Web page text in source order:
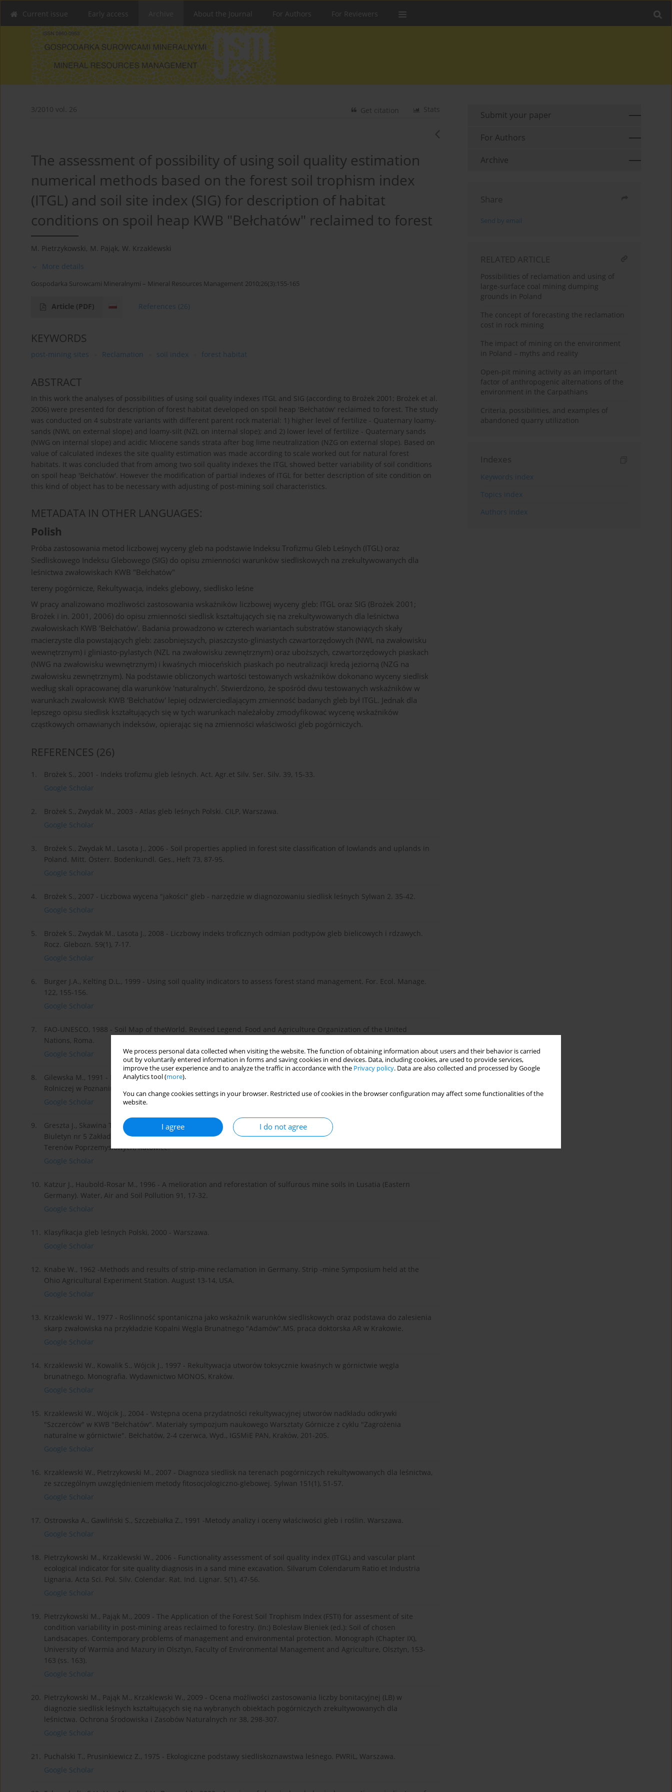
We process personal data collected when visiting the website. The function of obtaining information about users and their behavior is carried
out by voluntarily entered information in forms and saving cookies in end devices. Data, including cookies, are used to provide services,
improve the user experience and to analyze the traffic in accordance with the Privacy policy. Data are also collected and processed by Google
Analytics tool (more).
You can change cookies settings in your browser. Restricted use of cookies in the browser configuration may affect some functionalities of the
website.
I agree I do not agree
Current issue Early access About the Journal For Authors For Reviewers
3/2010 vol. 26 Stats
Get citation
The assessment of possibility of using soil quality estimation
numerical methods based on the forest soil trophism index
(ITGL) and soil site index (SIG) for description of habitat
conditions on spoil heap KWB "Bełchatów" reclaimed to forest
M. Pietrzykowski, M. Pająk, W. Krzaklewski
More details
Gospodarka Surowcami Mineralnymi – Mineral Resources Management 2010;26(3):155-165
Article (PDF) References (26)
KEYWORDS
post-mining sites Reclamation soil index forest habitat
ABSTRACT
In this work the analyses of possibilities of using soil quality indexes ITGL and SIG (according to Brożek 2001; Brożek et al.
2006) were presented for description of forest habitat developed on spoil heap 'Bełchatów' reclaimed to forest. The study
was conducted on 4 substrate variants with different parent rock material: 1) higher level of fertilize - Quaternary loamy-
sands (NWL on external slope) and loamy-silt (NZL on internal slope); and 2) lower level of fertilize - Quaternary sands
(NWG on internal slope) and acidic Miocene sands strata after bog lime neutralization (NZG on external slope). Based on
value of calculated indexes the site quality estimation was made according to scale worked out for natural forest
habitats. It was concluded that from among two soil quality indexes the ITGL showed better variability of soil conditions
on spoil heap 'Bełchatów'. However the modification of partial indexes of ITGL for better description of site condition on
this kind of object has to be necessary with adjusting of post-mining soil characteristics.
METADATA IN OTHER LANGUAGES:
Polish
Próba zastosowania metod liczbowej wyceny gleb na podstawie Indeksu Trofizmu Gleb Leśnych (ITGL) oraz
Siedliskowego Indeksu Glebowego (SIG) do opisu zmienności warunków siedliskowych na zrekultywowanych dla
leśnictwa zwałowiskach KWB "Bełchatów"
tereny pogórnicze, Rekultywacja, indeks glebowy, siedlisko leśne
W pracy analizowano możliwości zastosowania wskaźników liczbowej wyceny gleb: ITGL oraz SIG (Brożek 2001;
Brożek i in. 2001, 2006) do opisu zmienności siedlisk kształtujących się na zrekultywowanych dla leśnictwa
zwałowiskach KWB 'Bełchatów'. Badania prowadzono w czterech wariantach substratów stanowiących skały
macierzyste dla powstających gleb: zasobniejszych, piaszczysto-gliniastych czwartorzędowych (NWL na zwałowisku
wewnętrznym) i gliniasto-pylastych (NZL na zwałowisku zewnętrznym) oraz uboższych, czwartorzędowych piaskach
(NWG na zwałowisku wewnętrznym) i kwaśnych mioceńskich piaskach po neutralizacji kredą jeziorną (NZG na
zwałowisku zewnętrznym). Na podstawie obliczonych wartości testowanych wskaźników dokonano wyceny siedlisk
według skali opracowanej dla warunków 'naturalnych'. Stwierdzono, że spośród dwu testowanych wskaźników w
warunkach zwałowisk KWB 'Bełchatów' lepiej odzwierciedlającym zmienność badanych gleb był ITGL. Jednak dla
lepszego opisu siedlisk kształtujących się w tych warunkach należałoby zmodyfikować wycenę wskaźników
cząstkowych omawianych indeksów, opierając się na zmienności właściwości gleb pogórniczych.
REFERENCES (26)
1.
Brożek S., 2001 - Indeks trofizmu gleb leśnych. Act. Agr.et Silv. Ser. Silv. 39, 15-33.
Google Scholar
2.
Brożek S., Zwydak M., 2003 - Atlas gleb leśnych Polski. CILP, Warszawa.
Google Scholar
3.
Brożek S., Zwydak M., Lasota J., 2006 - Soil properties applied in forest site classification of lowlands and uplands in
Poland. Mitt. Österr. Bodenkundl. Ges., Heft 73, 87-95.
Google Scholar
4.
Brożek S., 2007 - Liczbowa wycena "jakości" gleb - narzędzie w diagnozowaniu siedlisk leśnych Sylwan 2. 35-42.
Google Scholar
5.
Brożek S., Zwydak M., Lasota J., 2008 - Liczbowy indeks troficznych odmian podtypów gleb bielicowych i rdzawych.
Rocz. Glebozn. 59(1), 7-17.
Google Scholar
6.
Burger J.A., Kelting D.L., 1999 - Using soil quality indicators to assess forest stand management. For. Ecol. Manage.
122, 155-156.
Google Scholar
7.
FAO-UNESCO, 1988 - Soil Map of theWorld. Revised Legend, Food and Agriculture Organization of the United
Nations, Roma.
Google Scholar
8.
Gilewska M., 1991 - Rekultywacja biologiczna gruntów pogórniczych na przykładzie KWB "Konin". Roczniki Akademii
Rolniczej w Poznaniu, z. 211. Poznań.
Google Scholar
9.
Greszta J., Skawina T., 1965 - Zasady klasyfikacji wyrobisk górnictwa piasku podsadzkowego dla celów rekultywacji.
Biuletyn nr 5 Zakład Badań Naukowych GOP PAN w Zabrzu, Materiały Międzynarodowego Sympozjum Rekultywacji
Terenów Poprzemysłowych, Katowice.
Google Scholar
10. Katzur J., Haubold-Rosar M., 1996 - A melioration and reforestation of sulfurous mine soils in Lusatia (Eastern
Germany). Water, Air and Soil Pollution 91, 17-32.
Google Scholar
11. Klasyfikacja gleb leśnych Polski, 2000 - Warszawa.
Google Scholar
12. Knabe W., 1962 -Methods and results of strip-mine reclamation in Germany. Strip -mine Symposium held at the
Ohio Agricultural Experiment Station. August 13-14, USA.
Google Scholar
13. Krzaklewski W., 1977 - Roślinność spontaniczna jako wskaźnik warunków siedliskowych oraz podstawa do zalesienia
skarp zwałowiska na przykładzie Kopalni Węgla Brunatnego "Adamów".MS, praca doktorska AR w Krakowie.
Google Scholar
14. Krzaklewski W., Kowalik S., Wójcik J., 1997 - Rekultywacja utworów toksycznie kwaśnych w górnictwie węgla
brunatnego. Monografia. Wydawnictwo MONOS, Kraków.
Google Scholar
15. Krzaklewski W., Wójcik J., 2004 - Wstępna ocena przydatności rekultywacyjnej utworów nadkładu odkrywki
"Szczerców" w KWB "Bełchatów". Materiały sympozjum naukowego Warsztaty Górnicze z cyklu "Zagrożenia
naturalne w górnictwie". Bełchatów, 2-4 czerwca, Wyd., IGSMiE PAN, Kraków, 201-205.
Google Scholar
16. Krzaklewski W., Pietrzykowski M., 2007 - Diagnoza siedlisk na terenach pogórniczych rekultywowanych dla leśnictwa,
ze szczególnym uwzględnieniem metody fitosocjologiczno-glebowej. Sylwan 151(1), 51-57.
Google Scholar
17. Ostrowska A., Gawliński S., Szczebiałka Z., 1991 -Metody analizy i oceny właściwości gleb i roślin. Warszawa.
Google Scholar
18. Pietrzykowski M., Krzaklewski W., 2006 - Functionality assessment of soil quality index (ITGL) and vascular plant
ecological indicator for site quality diagnosis in a sand mine excavation. Silvarum Colendarum Ratio et Industria
Lignaria. Acta Sci. Pol. Silv. Colendar. Rat. Ind. Lignar. 5(1), 47-56.
Google Scholar
19. Pietrzykowski M., Pająk M., 2009 - The Application of the Forest Soil Trophism Index (FSTI) for assesment of site
condition variability in post-mining areas reclaimed to forestry. (In:) Bolesław Bieniek (ed.): Soil of chosen
Landsacapes. Contemporary problems of management and environmental protection. Monograph (Chapter IX),
University of Warmia and Mazury in Olsztyn, Faculty of Environmental Management and Agriculture, Olsztyn, 153-
163 (ss. 163).
Google Scholar
20. Pietrzykowski M., Pająk M., Krzaklewski W., 2009 - Ocena możliwości zastosowania liczby bonitacyjnej (LB) w
diagnozie siedlisk leśnych kształtujących się na wybranych obiektach pogórniczych zrekultywowanych dla
leśnictwa. Ochrona Środowiska i Zasobów Naturalnych nr 38, 298-307.
Google Scholar
21. Puchalski T., Prusinkiewicz Z., 1975 - Ekologiczne podstawy siedliskoznawstwa leśnego. PWRiL, Warszawa.
Google Scholar
Submit your paper
For Authors
Archive
Share
Send by email
RELATED ARTICLE
Possibilities of reclamation and using of
large-surface coal mining dumping
grounds in Poland
The concept of forecasting the reclamation
cost in rock mining
The impact of mining on the environment
in Poland – myths and reality
Open-pit mining activity as an important
factor of anthropogenic alternations of the
environment in the Carpathians
Criteria, possibilities, and examples of
abandoned quarry utilization
Indexes
Keywords index
Topics index
Authors index